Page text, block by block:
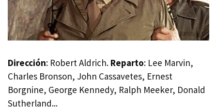
Dirección: Robert Aldrich. Reparto: Lee Marvin,
Charles Bronson, John Cassavetes, Ernest
Borgnine, George Kennedy, Ralph Meeker, Donald
Sutherland...